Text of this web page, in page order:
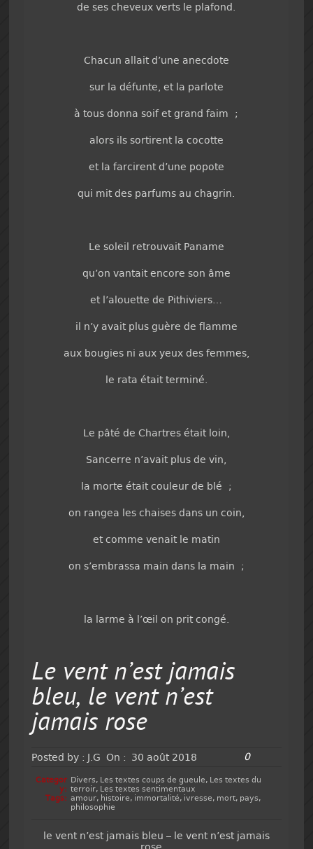
de ses cheveux verts le plafond.
Chacun allait d’une anecdote
sur la défunte, et la parlote
à tous donna soif et grand faim ;
alors ils sortirent la cocotte
et la farcirent d’une popote
qui mit des parfums au chagrin.
Le soleil retrouvait Paname
qu’on vantait encore son âme
et l’alouette de Pithiviers…
il n’y avait plus guère de flamme
aux bougies ni aux yeux des femmes,
le rata était terminé.
Le pâté de Chartres était loin,
Sancerre n’avait plus de vin,
la morte était couleur de blé ;
on rangea les chaises dans un coin,
et comme venait le matin
on s’embrassa main dans la main ;
la larme à l’œil on prit congé.
Le vent n’est jamais
bleu, le vent n’est
jamais rose
Posted by : J.G On : 30 août 2018 0
Categor
y:
Divers, Les textes coups de gueule, Les textes du
terroir, Les textes sentimentaux
Tags: amour, histoire, immortalité, ivresse, mort, pays,
philosophie
le vent n’est jamais bleu – le vent n’est jamais
rose…